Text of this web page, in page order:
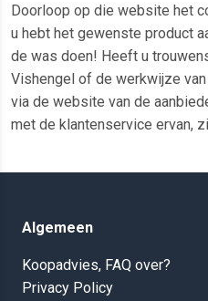
Doorloop op die website het
u hebt het gewenste product
de was doen! Heeft u
Vishengel of de werkwijze van
via de website van de
met de klantenservice ervan,
Algemeen
Koopadvies, FAQ over?
Privacy Policy